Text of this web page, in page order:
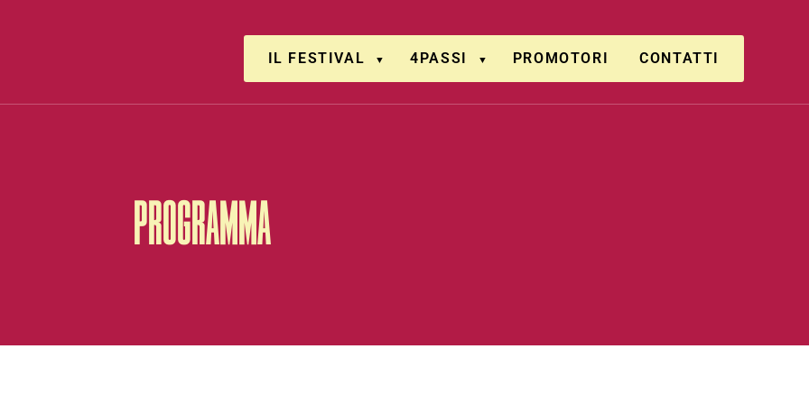
IL FESTIVAL 4PASSI PROMOTORI CONTATTI
PROGRAMMA